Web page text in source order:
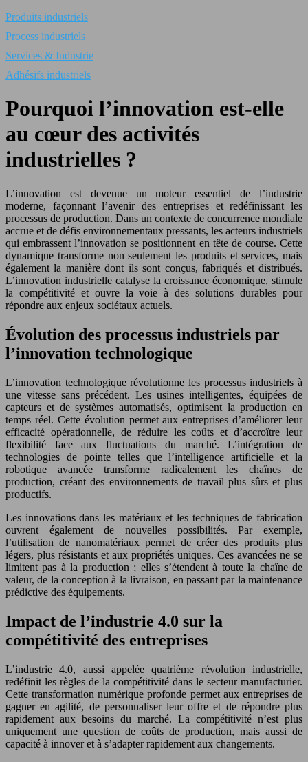
Produits industriels
Process industriels
Services & Industrie
Adhésifs industriels
Pourquoi l’innovation est-elle
au cœur des activités
industrielles ?
L’innovation est devenue un moteur essentiel de l’industrie
moderne, façonnant l’avenir des entreprises et redéfinissant les
processus de production. Dans un contexte de concurrence mondiale
accrue et de défis environnementaux pressants, les acteurs industriels
qui embrassent l’innovation se positionnent en tête de course. Cette
dynamique transforme non seulement les produits et services, mais
également la manière dont ils sont conçus, fabriqués et distribués.
L’innovation industrielle catalyse la croissance économique, stimule
la compétitivité et ouvre la voie à des solutions durables pour
répondre aux enjeux sociétaux actuels.
Évolution des processus industriels par
l’innovation technologique
L’innovation technologique révolutionne les processus industriels à
une vitesse sans précédent. Les usines intelligentes, équipées de
capteurs et de systèmes automatisés, optimisent la production en
temps réel. Cette évolution permet aux entreprises d’améliorer leur
efficacité opérationnelle, de réduire les coûts et d’accroître leur
flexibilité face aux fluctuations du marché. L’intégration de
technologies de pointe telles que l’intelligence artificielle et la
robotique avancée transforme radicalement les chaînes de
production, créant des environnements de travail plus sûrs et plus
productifs.
Les innovations dans les matériaux et les techniques de fabrication
ouvrent également de nouvelles possibilités. Par exemple,
l’utilisation de nanomatériaux permet de créer des produits plus
légers, plus résistants et aux propriétés uniques. Ces avancées ne se
limitent pas à la production ; elles s’étendent à toute la chaîne de
valeur, de la conception à la livraison, en passant par la maintenance
prédictive des équipements.
Impact de l’industrie 4.0 sur la
compétitivité des entreprises
L’industrie 4.0, aussi appelée quatrième révolution industrielle,
redéfinit les règles de la compétitivité dans le secteur manufacturier.
Cette transformation numérique profonde permet aux entreprises de
gagner en agilité, de personnaliser leur offre et de répondre plus
rapidement aux besoins du marché. La compétitivité n’est plus
uniquement une question de coûts de production, mais aussi de
capacité à innover et à s’adapter rapidement aux changements.